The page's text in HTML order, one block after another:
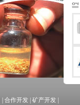
合作开发| 矿产开发|